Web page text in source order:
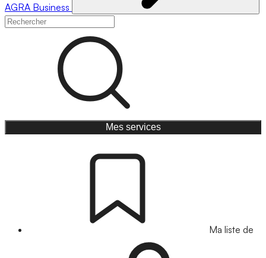
AGRA Business
Mes services
Ma liste de